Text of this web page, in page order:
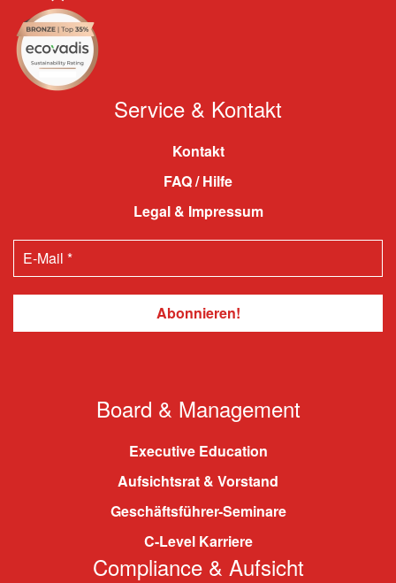
Service & Kontakt
Kontakt
FAQ / Hilfe
Legal & Impressum
Board & Management
Executive Education
Aufsichtsrat & Vorstand
Geschäftsführer-Seminare
C-Level Karriere
Compliance & Aufsicht